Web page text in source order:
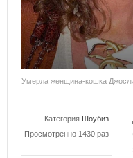
Умерла женщина-кошка
Категория Шоубиз
Просмотренно 1430 раз